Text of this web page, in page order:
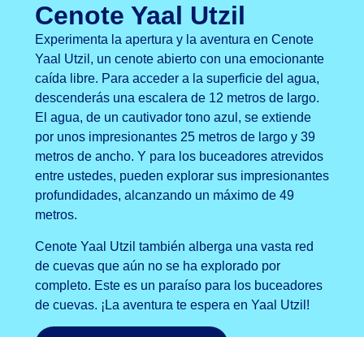
Cenote Yaal Utzil
Experimenta la apertura y la aventura en Cenote
Yaal Utzil, un cenote abierto con una emocionante
caída libre. Para acceder a la superficie del agua,
descenderás una escalera de 12 metros de largo.
El agua, de un cautivador tono azul, se extiende
por unos impresionantes 25 metros de largo y 39
metros de ancho. Y para los buceadores atrevidos
entre ustedes, pueden explorar sus impresionantes
profundidades, alcanzando un máximo de 49
metros.
Cenote Yaal Utzil también alberga una vasta red
de cuevas que aún no se ha explorado por
completo. Este es un paraíso para los buceadores
de cuevas. ¡La aventura te espera en Yaal Utzil!